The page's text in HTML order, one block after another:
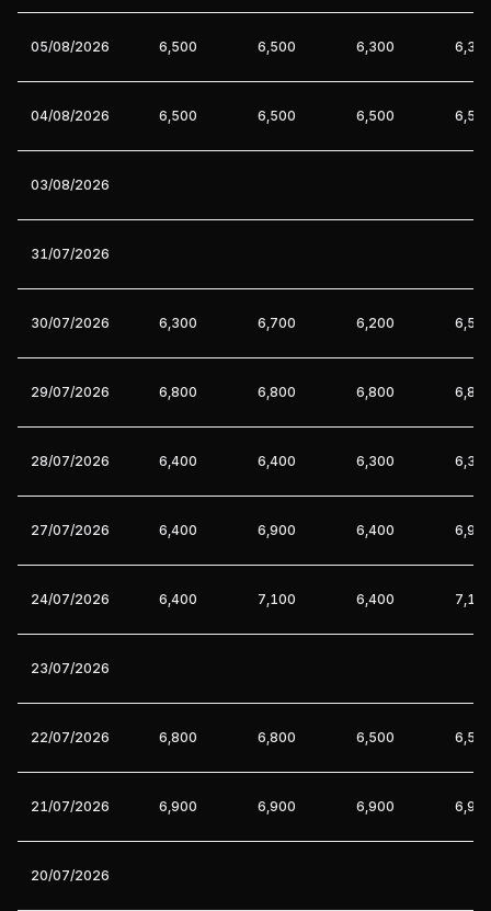
05/08/2026 6,500 6,500 6,300
04/08/2026 6,500 6,500 6,500
03/08/2026
31/07/2026
30/07/2026 6,300 6,700 6,200
29/07/2026 6,800 6,800 6,800
28/07/2026 6,400 6,400 6,300
27/07/2026 6,400 6,900 6,400
24/07/2026 6,400 7,100 6,400
23/07/2026
22/07/2026 6,800 6,800 6,500
21/07/2026 6,900 6,900 6,900
20/07/2026